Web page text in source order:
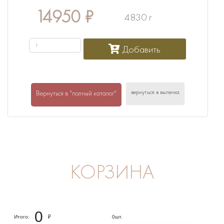
14950₽ 4830 г
Добавить
Вернуться в "полный каталог" вернуться в выпечка
КОРЗИНА
Итого: 0 ₽ 0шт.